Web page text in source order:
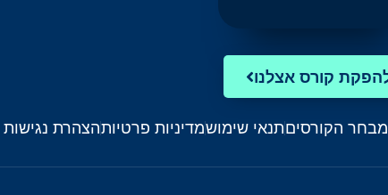
קורס אצלנו
מבחר הקורסיםתנאי שימושמדיניות פרטיותהצהרת נגישות